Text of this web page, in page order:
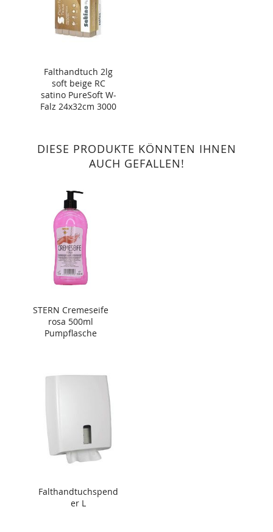
Falthandtuch 2lg
soft beige RC
satino PureSoft W-
Falz 24x32cm 3000
DIESE PRODUKTE KÖNNTEN IHNEN
AUCH GEFALLEN!
STERN Cremeseife
rosa 500ml
Pumpflasche
Falthandtuchspend
er L